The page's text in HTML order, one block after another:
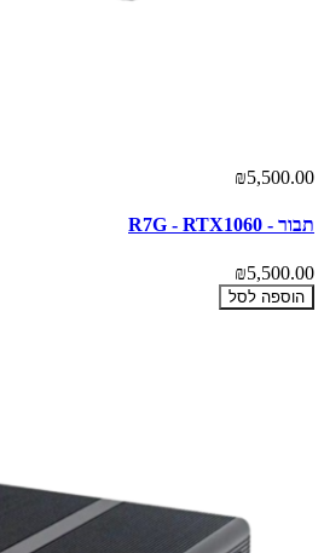
₪5,500.00
תבור - R7G - RTX1060
₪5,500.00
הוספה לסל